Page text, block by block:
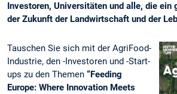
Investoren, Universitäten und alle, die ein
der Zukunft der Landwirtschaft und der
Tauschen Sie sich mit der AgriFood-
Industrie, den -Investoren und -Start-
ups zu den Themen “Feeding
Europe: Where Innovation Meets